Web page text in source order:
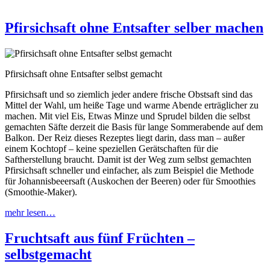
Pfirsichsaft ohne Entsafter selber machen
Pfirsichsaft ohne Entsafter selbst gemacht
Pfirsichsaft und so ziemlich jeder andere frische Obstsaft sind das
Mittel der Wahl, um heiße Tage und warme Abende erträglicher zu
machen. Mit viel Eis, Etwas Minze und Sprudel bilden die selbst
gemachten Säfte derzeit die Basis für lange Sommerabende auf dem
Balkon. Der Reiz dieses Rezeptes liegt darin, dass man – außer
einem Kochtopf – keine speziellen Gerätschaften für die
Saftherstellung braucht. Damit ist der Weg zum selbst gemachten
Pfirsichsaft schneller und einfacher, als zum Beispiel die Methode
für Johannisbeeersaft (Auskochen der Beeren) oder für Smoothies
(Smoothie-Maker).
mehr lesen…
Fruchtsaft aus fünf Früchten –
selbstgemacht